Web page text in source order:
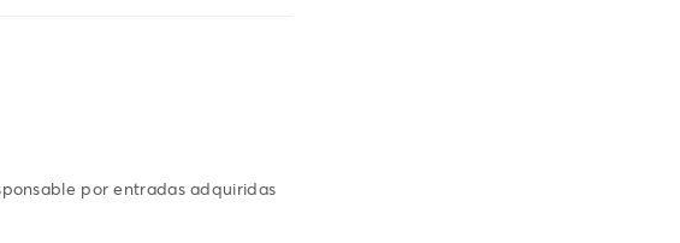
por entradas adquiridas